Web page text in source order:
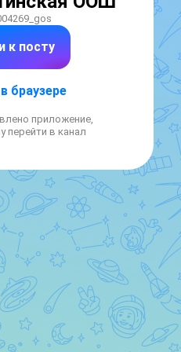
к посту
браузере
приложение,
перейти в канал